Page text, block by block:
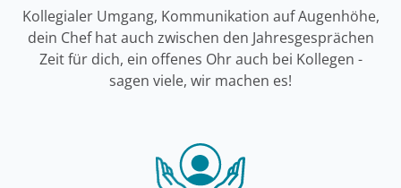
Kollegialer Umgang, Kommunikation auf Augenhöhe,
dein Chef hat auch zwischen den Jahresgesprächen
Zeit für dich, ein offenes Ohr auch bei Kollegen -
sagen viele, wir machen es!